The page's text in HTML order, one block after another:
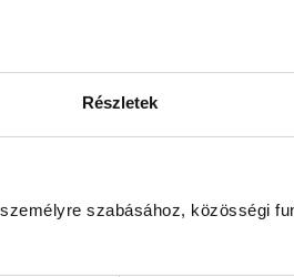
Részletek
szabásához, közösségi